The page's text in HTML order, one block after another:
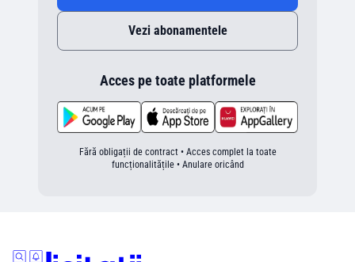
Vezi abonamentele
Acces pe toate platformele
Fără obligații de contract • Acces complet la toate
funcționalitățile • Anulare oricând